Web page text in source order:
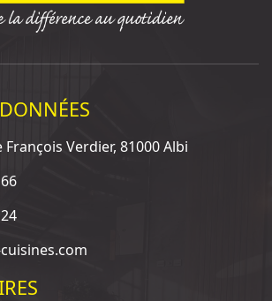
François Verdier, 81000 Albi